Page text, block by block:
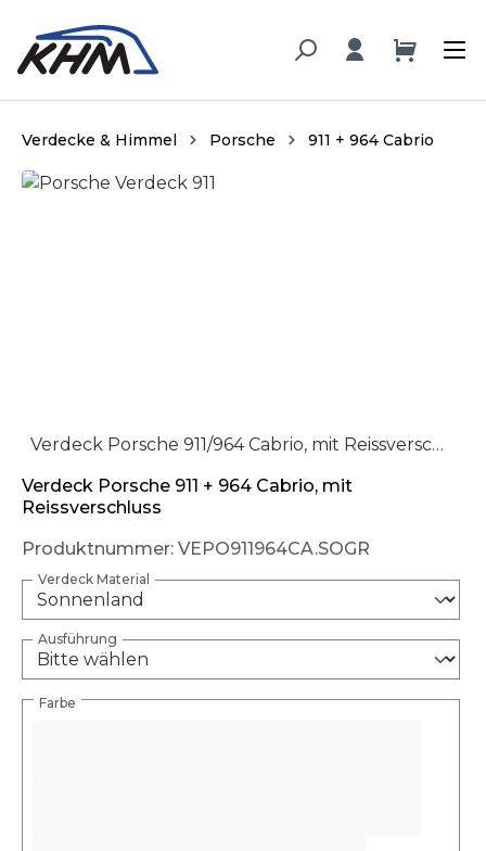
springen
Verdecke & Himmel Porsche 911 + 964 Cabrio
Bildergalerie überspringen
Verdeck Porsche 911/964 Cabrio, mit Reissverschluss / Softtop Porsche 911 + 964 Cabriolet with zipper
Verdeck Porsche 911 + 964 Cabrio, mit
Reissverschluss
Produktnummer: VEPO911964CA.SOGR
Verdeck Material
Ausführung
Farbe